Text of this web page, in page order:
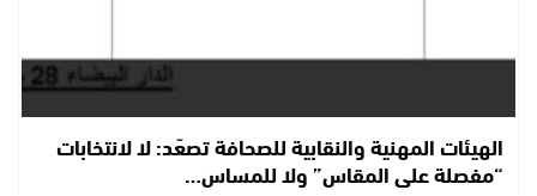
الهيئات المهنية والنقابية للصحافة تصعّد: لا لانتخابات
“مفصلة على المقاس” ولا للمساس…